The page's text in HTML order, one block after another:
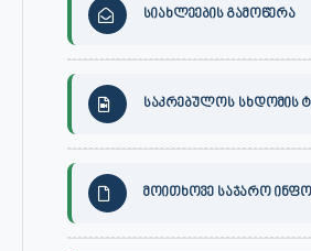
სიახლეების გამოწერა
საკრებულოს სხდომის
მოითხოვე საჯარო